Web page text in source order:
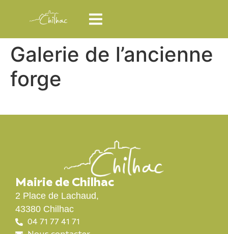
Galerie de l’ancienne
forge
Mairie de Chilhac
2 Place de Lachaud,
43380 Chilhac
04 71 77 41 71